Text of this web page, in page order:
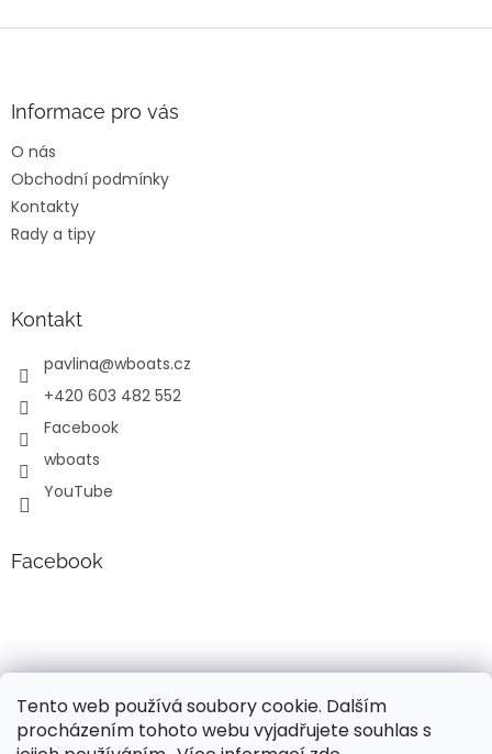
Tento web používá soubory cookie. Dalším
procházením tohoto webu vyjadřujete souhlas s
Informace pro vás
O nás
Obchodní podmínky
Kontakty
Rady a tipy
Kontakt
pavlina@wboats.cz
+420 603 482 552
Facebook
wboats
YouTube
Facebook